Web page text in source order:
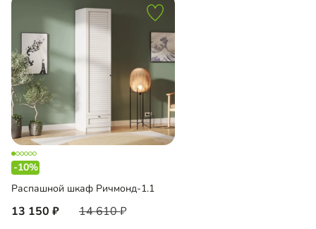
-10%
Распашной шкаф Ричмонд-1.1
13 150 14 610